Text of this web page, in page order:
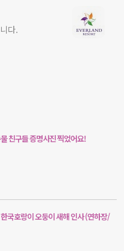
다.
친구들 증명사진 찍었어요!
국호랑이 오둥이 새해 인사 (연하장/